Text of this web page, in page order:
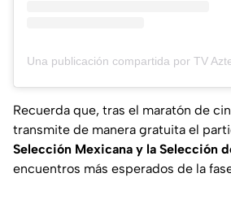
Recuerda que, tras el maratón de
transmite de manera gratuita el
Selección Mexicana y la Selección
encuentros más esperados de la